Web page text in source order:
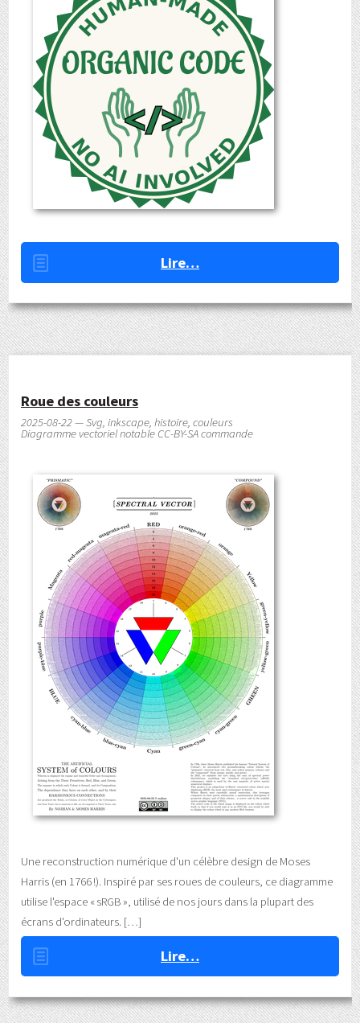
Lire…
Roue des couleurs
2025-08-22 — Svg, inkscape, histoire, couleurs
Diagramme vectoriel notable CC-BY-SA commande
Une reconstruction numérique d'un célèbre design de Moses
Harris (en 1766 !). Inspiré par ses roues de couleurs, ce diagramme
utilise l'espace « sRGB », utilisé de nos jours dans la plupart des
écrans d'ordinateurs.
Lire…